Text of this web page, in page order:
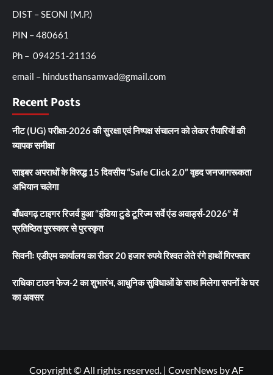
DIST – SEONI (M.P.)
PIN – 480661
Ph – 094251-21136
email – hindusthansamvad@gmail.com
Recent Posts
नीट (UG) परीक्षा-2026 की सुरक्षा एवं निष्पक्ष संचालन को लेकर तैयारियों की
व्यापक समीक्षा
साइबर अपराधों के विरुद्ध 15 दिवसीय “Safe Click 2.0” वृहद जनजागरूकता
अभियान चलेगा
बाँधवगढ़ टाइगर रिजर्व हुआ “इंडिया टुडे टूरिज्म सर्वे एंड अवार्ड्स-2026” में
प्रतिष्ठित पुरस्कार से पुरस्कृत
सिवनीः एडीएम कार्यालय का रीडर 20 हजार रुपये रिश्वत लेते रंगे हाथों गिरफ्तार
राधिका टाउन फेज-2 का शुभारंभ, आधुनिक सुविधाओं के साथ मिलेगा सपनों के घर
का अवसर
Copyright © All rights reserved. | CoverNews by AF